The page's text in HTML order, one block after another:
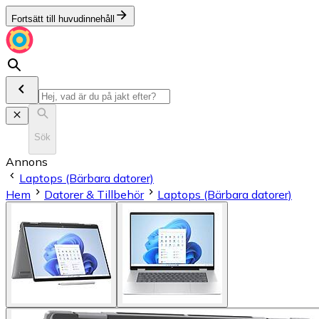
Fortsätt till huvudinnehåll
Sök
Annons
Laptops (Bärbara datorer)
Hem
Datorer & Tillbehör Laptops (Bärbara datorer)